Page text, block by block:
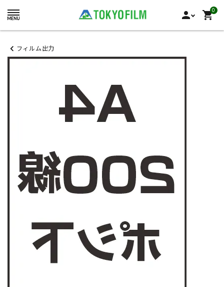
person 0
shopping_cart
フィルム出力